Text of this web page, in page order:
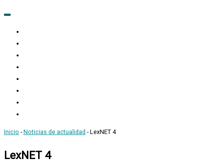
Menú
navegación
Inicio -Noticias de actualidad -LexNET 4
LexNET 4